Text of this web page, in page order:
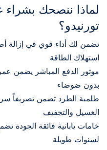
لماذا ننصحك بشراء
تورنيدو؟
تضمن لك أداء قوي في إزالة
استهلاك الطاقة
موتور الدفع المباشر يضمن
بدون ضوضاء
طلمبة الطرد تضمن تصريفاً
الغسيل والتجفيف
خامات يابانية فائقة الجودة
لسنوات طويلة